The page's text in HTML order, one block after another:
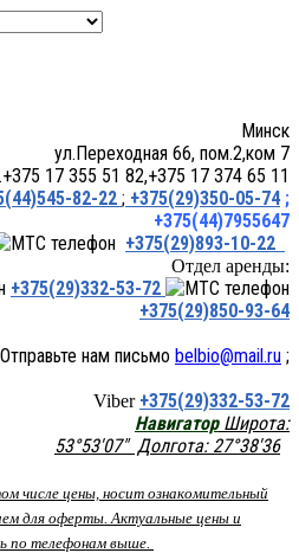
ул.Переходная 66, пом.2,ком 7
17 355 51 82,+375 17 374 65 11
82-22 ; +375(29)350-05-74 ;
+375(44)7955647
+375(29)893-10-22
Отдел аренды:
+375(29)332-53-72
+375(29)850-93-64
belbio@mail.ru ;
Viber +375(29)332-53-72
НавигаторШирота:
53°53'07" Долгота: 27°38'36
числе цены, носит ознакомительный
для оферты. Актуальные цены и
по телефонам выше.